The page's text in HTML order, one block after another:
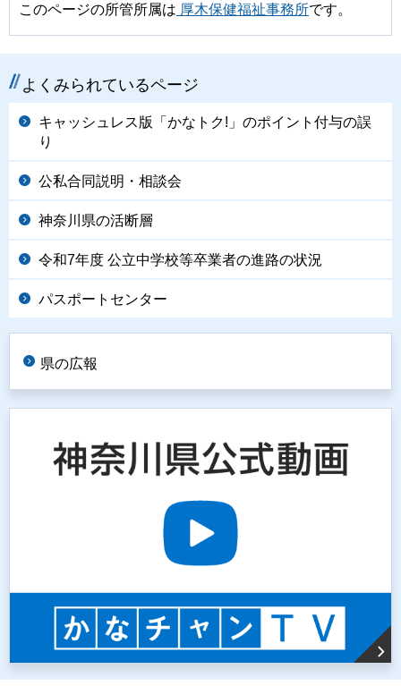
このページの所管所属は 厚木保健福祉事務所です。
よくみられているページ
キャッシュレス版「かなトク!」のポイント付与の誤
り
公私合同説明・相談会
神奈川県の活断層
令和7年度 公立中学校等卒業者の進路の状況
パスポートセンター
県の広報